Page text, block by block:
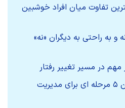
تفاوت میان افراد خوشبین
به راحتی به دیگران «نه»
پادکست آموزشی تمرین ۵ مرحله ای برای مدیریت